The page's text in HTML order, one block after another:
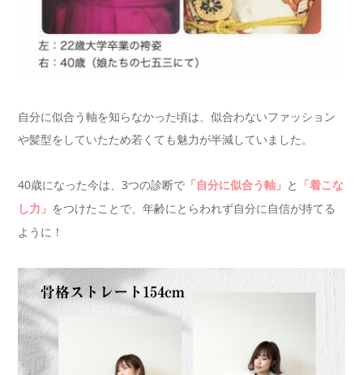
自分に似合う軸を知らなかった頃は、似合わないファッション
や髪型をしていたため若くても魅力が半減していました。
40歳になった今は、3つの診断で 「自分に似合う軸」 と
「着こな
し力」 をつけたことで、年齢にとらわれず自分に自信が持てる
ように！